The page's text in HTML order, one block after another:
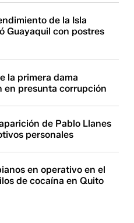
de la Isla
Guayaquil con postres
la primera dama
en presunta corrupción
de Pablo Llanes
personales
en operativo en el
de cocaína en Quito